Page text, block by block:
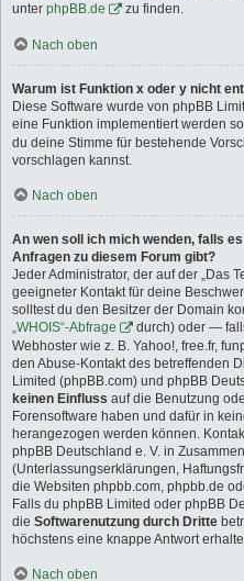
unter phpBB.de zu finden.
Nach oben
Warum ist Funktion x oder y nicht
Diese Software wurde von phpBB
eine Funktion implementiert werden
du deine Stimme für bestehende
vorschlagen kannst.
Nach oben
An wen soll ich mich wenden, falls
Anfragen zu diesem Forum gibt?
Jeder Administrator, der auf der „Das
geeigneter Kontakt für deine
solltest du den Besitzer der Domain
„WHOIS“-Abfrage
durch) oder —
Webhoster wie z. B. Yahoo!, free.fr,
den Abuse-Kontakt des betreffenden
Limited (phpBB.com) und phpBB
keinen Einfluss auf die Benutzung
Forensoftware haben und dafür in
herangezogen werden können.
phpBB Deutschland e. V. in
(Unterlassungserklärungen,
die Websiten phpbb.com, phpbb.de
Falls du phpBB Limited oder phpBB
die Softwarenutzung durch Dritte
höchstens eine knappe Antwort
Nach oben